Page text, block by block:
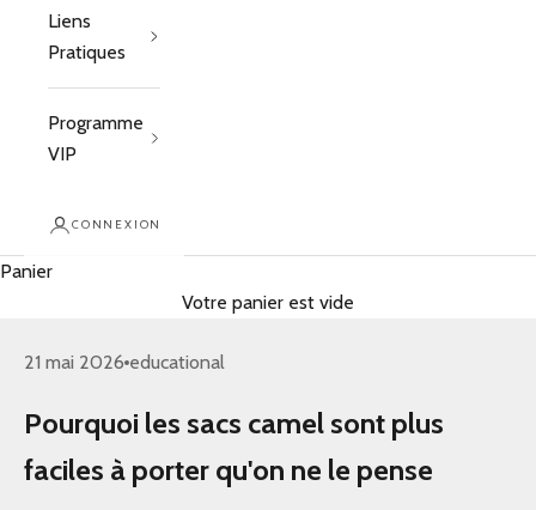
Liens
Pratiques
Programme
VIP
CONNEXION
Panier
Votre panier est vide
21 mai 2026 educational
Pourquoi les sacs camel sont plus
faciles à porter qu'on ne le pense